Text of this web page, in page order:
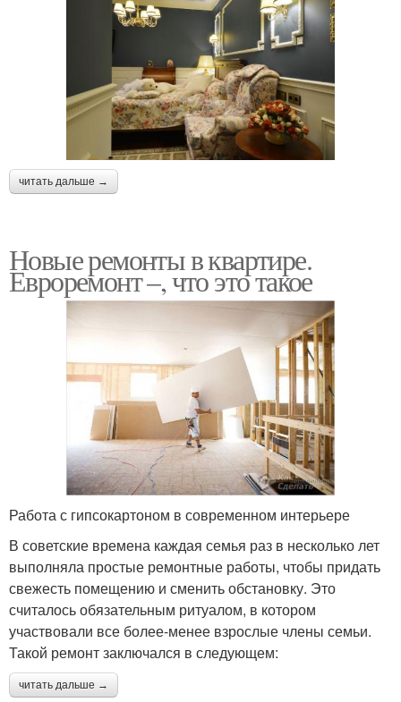
читать дальше →
Новые ремонты в квартире.
Евроремонт –, что это такое
Работа с гипсокартоном в современном интерьере
В советские времена каждая семья раз в несколько лет
выполняла простые ремонтные работы, чтобы придать
свежесть помещению и сменить обстановку. Это
считалось обязательным ритуалом, в котором
участвовали все более-менее взрослые члены семьи.
Такой ремонт заключался в следующем:
читать дальше →